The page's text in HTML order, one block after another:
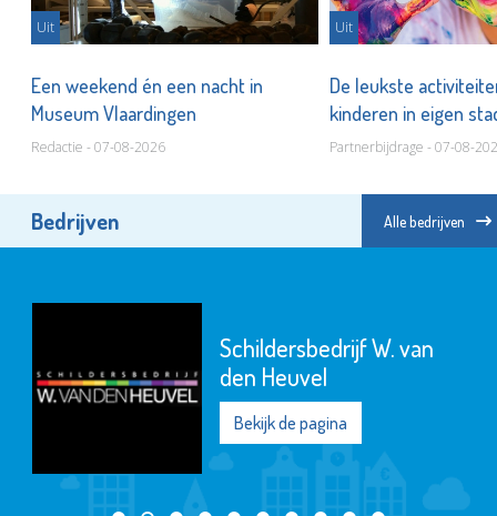
Uit
Een weekend én een nacht in
Museum Vlaardingen
Redactie - 07-08-2026
Uit
De leukste
kinderen in eigen
Partnerbijdrage - 07-08-
Bedrijven Alle bedrijven
Schildersbedrijf W. van
den Heuvel
Bekijk de pagina